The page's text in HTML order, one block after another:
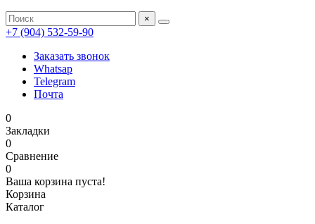
×
+7 (904) 532-59-90
Заказать звонок
Whatsap
Telegram
Почта
0
Закладки
0
Сравнение
0
Ваша корзина пуста!
Корзина
Каталог